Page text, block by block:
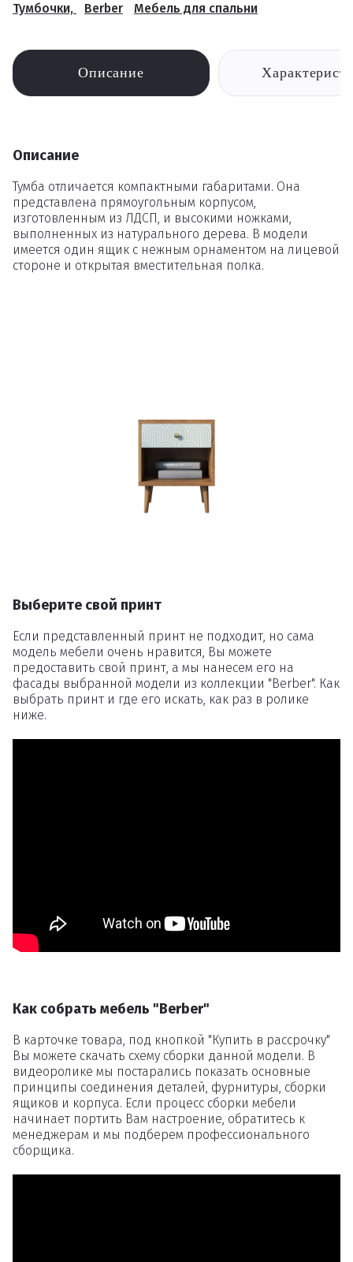
Тумбочки, Berber Мебель для спальни
Описание
Описание
Тумба отличается компактными габаритами. Она
представлена прямоугольным корпусом,
изготовленным из ЛДСП, и высокими ножками,
выполненных из натурального дерева. В модели
имеется один ящик с нежным орнаментом на лицевой
стороне и открытая вместительная полка.
Выберите свой принт
Если представленный принт не подходит, но сама
модель мебели очень нравится, Вы можете
предоставить свой принт, а мы нанесем его на
фасады выбранной модели из коллекции "Berber". Как
выбрать принт и где его искать, как раз в ролике
ниже.
Как собрать мебель "Berber"
В карточке товара, под кнопкой "Купить в рассрочку"
Вы можете скачать схему сборки данной модели. В
видеоролике мы постарались показать основные
принципы соединения деталей, фурнитуры, сборки
ящиков и корпуса. Если процесс сборки мебели
начинает портить Вам настроение, обратитесь к
менеджерам и мы подберем профессионального
сборщика.